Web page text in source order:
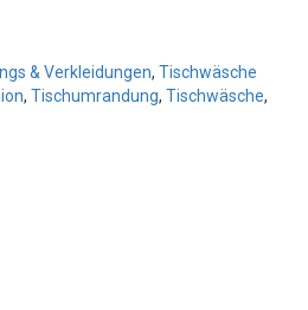
& Verkleidungen, Tischwäsche
, Tischumrandung, Tischwäsche,